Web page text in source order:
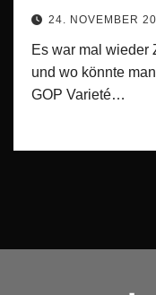
24. NOVEMBER
Es war mal wieder
und wo könnte
GOP Varieté…